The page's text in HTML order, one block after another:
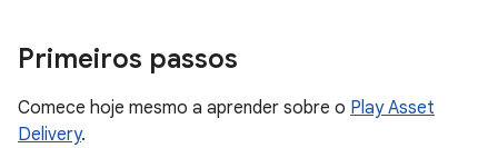
Primeiros passos
Comece hoje mesmo a aprender sobre o Play Asset
Delivery.